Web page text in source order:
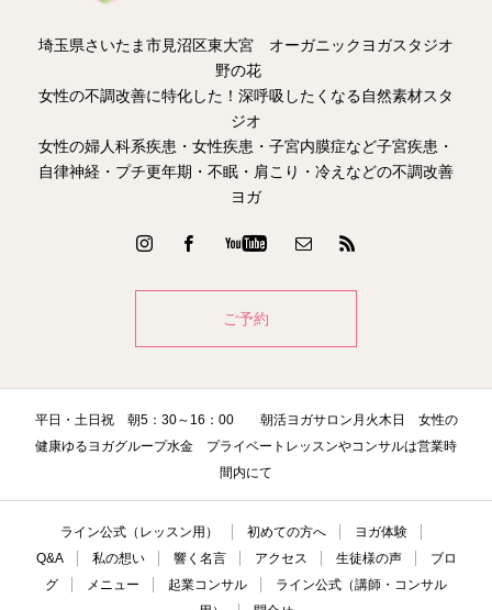
埼玉県さいたま市見沼区東大宮 オーガニックヨガスタジオ
野の花
女性の不調改善に特化した！深呼吸したくなる自然素材スタ
ジオ
女性の婦人科系疾患・女性疾患・子宮内膜症など子宮疾患・
自律神経・プチ更年期・不眠・肩こり・冷えなどの不調改善
ヨガ
ご予約
平日・土日祝 朝5：30～16：00 朝活ヨガサロン月火木日 女性の
健康ゆるヨガグループ水金 プライベートレッスンやコンサルは営業時
間内にて
ライン公式（レッスン用） 初めての方へ
ヨガ体験
Q&A
私の想い 響く名言 アクセス 生徒様の声
ブロ
グ
メニュー 起業コンサル
ライン公式（講師・コンサル